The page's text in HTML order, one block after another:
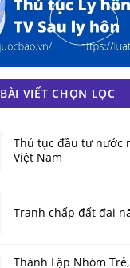
BÀI VIẾT CHỌN LỌC
Thủ tục đầu tư nước
Việt Nam
Tranh chấp đất đai
Thành Lập Nhóm